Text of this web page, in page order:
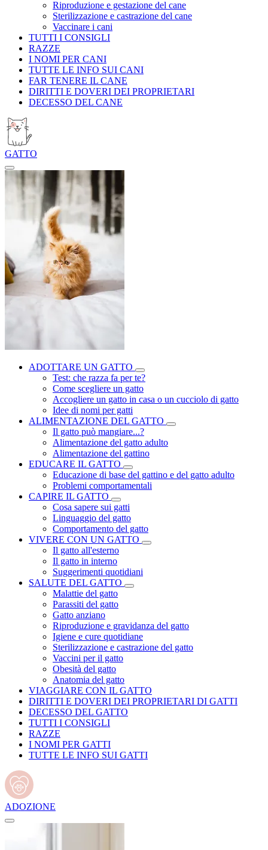
Riproduzione e gestazione del cane
Sterilizzazione e castrazione del cane
Vaccinare i cani
TUTTI I CONSIGLI
RAZZE
I NOMI PER CANI
TUTTE LE INFO SUI CANI
FAR TENERE IL CANE
DIRITTI E DOVERI DEI PROPRIETARI
DECESSO DEL CANE
GATTO
ADOTTARE UN GATTO
Test: che razza fa per te?
Come scegliere un gatto
Accogliere un gatto in casa o un cucciolo di gatto
Idee di nomi per gatti
ALIMENTAZIONE DEL GATTO
Il gatto può mangiare...?
Alimentazione del gatto adulto
Alimentazione del gattino
EDUCARE IL GATTO
Educazione di base del gattino e del gatto adulto
Problemi comportamentali
CAPIRE IL GATTO
Cosa sapere sui gatti
Linguaggio del gatto
Comportamento del gatto
VIVERE CON UN GATTO
Il gatto all'esterno
Il gatto in interno
Suggerimenti quotidiani
SALUTE DEL GATTO
Malattie del gatto
Parassiti del gatto
Gatto anziano
Riproduzione e gravidanza del gatto
Igiene e cure quotidiane
Sterilizzazione e castrazione del gatto
Vaccini per il gatto
Obesità del gatto
Anatomia del gatto
VIAGGIARE CON IL GATTO
DIRITTI E DOVERI DEI PROPRIETARI DI GATTI
DECESSO DEL GATTO
TUTTI I CONSIGLI
RAZZE
I NOMI PER GATTI
TUTTE LE INFO SUI GATTI
ADOZIONE